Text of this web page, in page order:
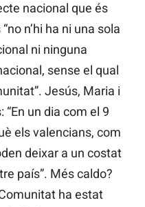
nacional que és
n’hi ha ni una sola
ni ninguna
sense el qual
Jesús, Maria i
un dia com el 9
els valencians, com
deixar a un costat
país”. Més caldo?
ha estat